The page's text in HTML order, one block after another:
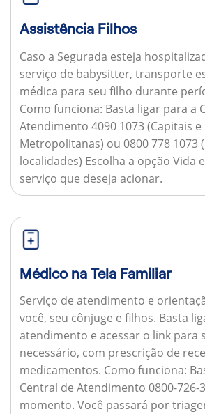
Assistência Filhos
Caso a Segurada esteja
serviço de babysitter, transporte
médica para seu filho durante
Como funciona: Basta ligar para a
Atendimento 4090 1073 (Capitais e
Metropolitanas) ou 0800 778 1073
localidades) Escolha a opção Vida
serviço que deseja acionar.
Médico na Tela Familiar
Serviço de atendimento e
você, seu cônjuge e filhos. Basta
atendimento e acessar o link para
necessário, com prescrição de
medicamentos. Como funciona:
Central de Atendimento 0800-726-
momento. Você passará por